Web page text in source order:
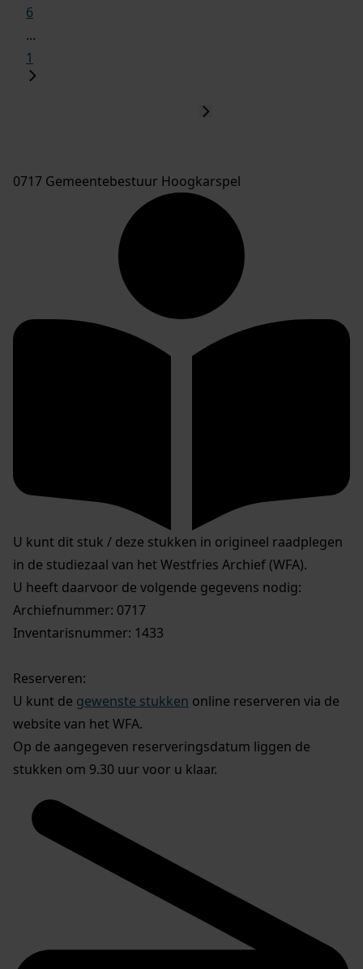
6
...
1
0717 Gemeentebestuur Hoogkarspel
U kunt dit stuk / deze stukken in origineel raadplegen
in de studiezaal van het Westfries Archief (WFA).
U heeft daarvoor de volgende gegevens nodig:
Archiefnummer: 0717
Inventarisnummer: 1433
Reserveren:
U kunt de gewenste stukken online reserveren via de
website van het WFA.
Op de aangegeven reserveringsdatum liggen de
stukken om 9.30 uur voor u klaar.